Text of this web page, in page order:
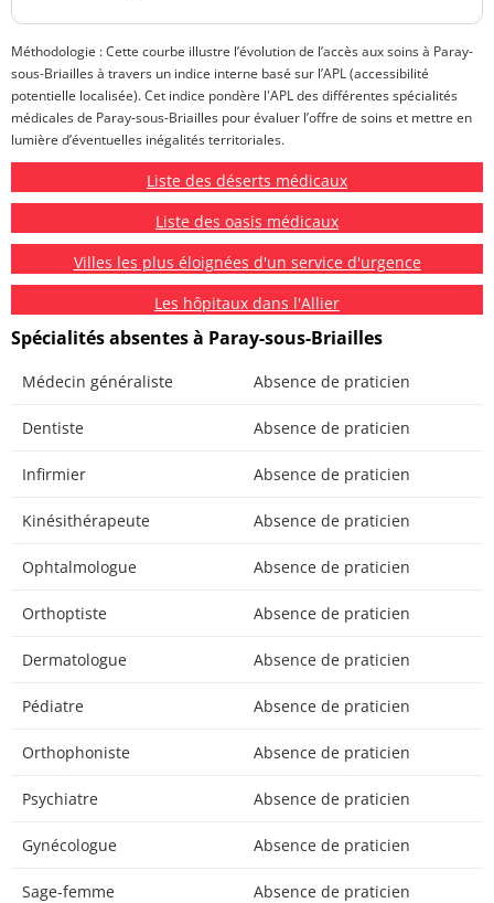
Méthodologie : Cette courbe illustre l’évolution de l’accès aux soins à Paray-
sous-Briailles à travers un indice interne basé sur l’APL (accessibilité
potentielle localisée). Cet indice pondère l'APL des différentes spécialités
médicales de Paray-sous-Briailles pour évaluer l’offre de soins et mettre en
lumière d’éventuelles inégalités territoriales.
Liste des déserts médicaux
Liste des oasis médicaux
Villes les plus éloignées d'un service d'urgence
Les hôpitaux dans l'Allier
Spécialités absentes à Paray-sous-Briailles
Médecin généraliste Absence de praticien
Dentiste Absence de praticien
Infirmier Absence de praticien
Kinésithérapeute Absence de praticien
Ophtalmologue Absence de praticien
Orthoptiste Absence de praticien
Dermatologue Absence de praticien
Pédiatre Absence de praticien
Orthophoniste Absence de praticien
Psychiatre Absence de praticien
Gynécologue Absence de praticien
Sage-femme Absence de praticien